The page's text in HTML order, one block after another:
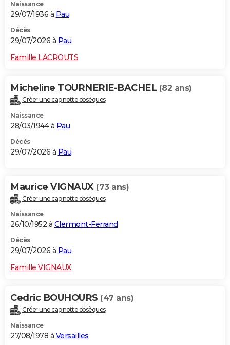
Naissance
29/07/1936 à Pau
Décès
29/07/2026 à Pau
Famille LACROUTS
Micheline TOURNERIE-BACHEL (82 ans)
Créer une cagnotte obsèques
Naissance
28/03/1944 à Pau
Décès
29/07/2026 à Pau
Maurice VIGNAUX (73 ans)
Créer une cagnotte obsèques
Naissance
26/10/1952 à Clermont-Ferrand
Décès
29/07/2026 à Pau
Famille VIGNAUX
Cedric BOUHOURS (47 ans)
Créer une cagnotte obsèques
Naissance
27/08/1978 à Versailles